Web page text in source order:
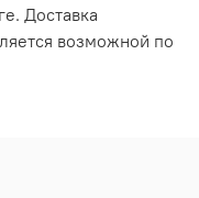
Доставка
возможной по